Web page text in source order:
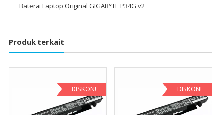
Baterai Laptop Original GIGABYTE P34G v2
Produk terkait
DISKON! DISKON!